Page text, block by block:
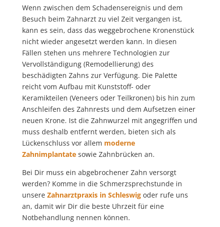
Wenn zwischen dem Schadensereignis und dem
Besuch beim Zahnarzt zu viel Zeit vergangen ist,
kann es sein, dass das weggebrochene Kronenstück
nicht wieder angesetzt werden kann. In diesen
Fällen stehen uns mehrere Technologien zur
Vervollständigung (Remodellierung) des
beschädigten Zahns zur Verfügung. Die Palette
reicht vom Aufbau mit Kunststoff- oder
Keramikteilen (Veneers oder Teilkronen) bis hin zum
Anschleifen des Zahnrests und dem Aufsetzen einer
neuen Krone. Ist die Zahnwurzel mit angegriffen und
muss deshalb entfernt werden, bieten sich als
Lückenschluss vor allem moderne
Zahnimplantate sowie Zahnbrücken an.
Bei Dir muss ein abgebrochener Zahn versorgt
werden? Komme in die Schmerzsprechstunde in
unsere Zahnarztpraxis in Schleswigoder rufe uns
an, damit wir Dir die beste Uhrzeit für eine
Notbehandlung nennen können.